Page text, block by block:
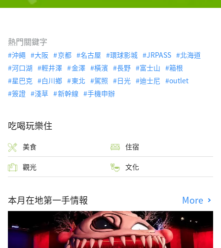
熱門關鍵字
沖繩 大阪 京都 名古屋 環球影城 JRPASS
北海道
河口湖
輕井澤 金澤 橫濱 長野 富士山
箱根
星巴克
白川鄉 東北 駕照 日光 迪士尼
outlet
簽證
淺草 新幹線 手機申辦
吃喝玩樂住
美食 住宿
觀光 文化
本月在地第一手情報 More